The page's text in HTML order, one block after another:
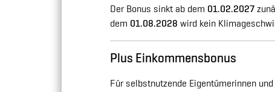
Der Bonus sinkt ab dem 01.02.2027
dem 01.08.2028 wird kein
Plus Einkommensbonus
Für selbstnutzende Eigentümerinnen